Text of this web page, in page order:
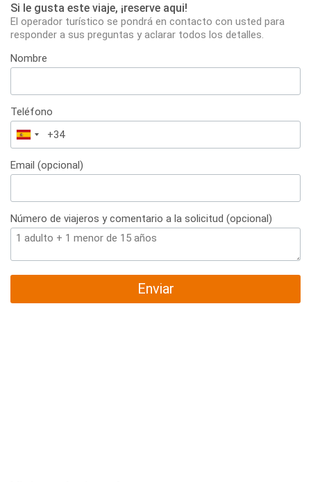
Si le gusta este viaje, ¡reserve aqui!
El operador turístico se pondrá en contacto con usted para
responder a sus preguntas y aclarar todos los detalles.
Nombre
Teléfono
España
+34
Email (opcional)
Número de viajeros y comentario a la solicitud (opcional)
Enviar